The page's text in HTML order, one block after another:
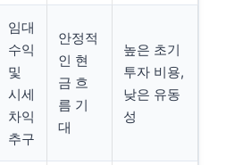
임대
수익
및
시세
차익
추구
안정적
인 현
금 흐
름 기
대
높은 초기
투자 비용,
낮은 유동
성